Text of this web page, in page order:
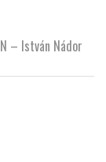
– István Nádor